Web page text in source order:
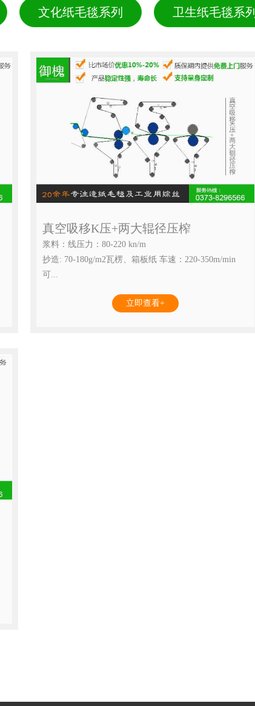
文化纸毛毯系列 卫生纸毛毯系列
真空吸移K压+两大辊径压榨
浆料：线压力：80-220 kn/m
抄造: 70-180g/m2瓦楞、箱板纸 车速：220-350m/min
可...
立即查看+